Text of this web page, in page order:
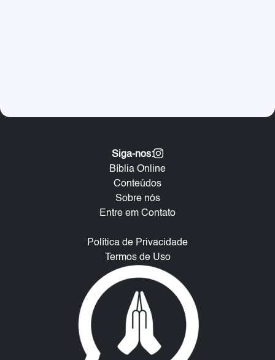
Bíblia Online
Conteúdos
Sobre nós
Entre em Contato
Política de Privacidade
Termos de Uso
Siga-nos: